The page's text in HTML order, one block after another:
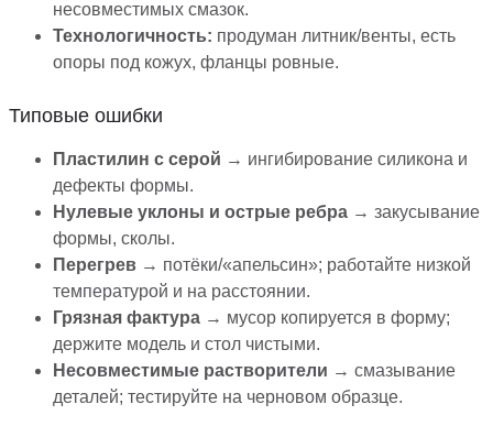
несовместимых смазок.
Технологичность: продуман литник/венты, есть
опоры под кожух, фланцы ровные.
Типовые ошибки
Пластилин с серой → ингибирование силикона и
дефекты формы.
Нулевые уклоны и острые ребра → закусывание
формы, сколы.
Перегрев → потёки/«апельсин»; работайте низкой
температурой и на расстоянии.
Грязная фактура → мусор копируется в форму;
держите модель и стол чистыми.
Несовместимые растворители → смазывание
деталей; тестируйте на черновом образце.